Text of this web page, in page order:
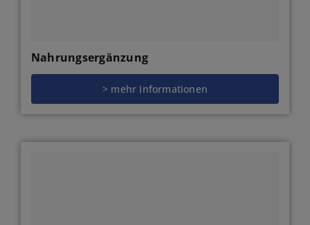
Nahrungsergänzung
> mehr Informationen